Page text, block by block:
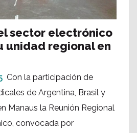
sector electrónico
unidad regional en
Con la participación de
de Argentina, Brasil y
Manaus la Reunión Regional
convocada por